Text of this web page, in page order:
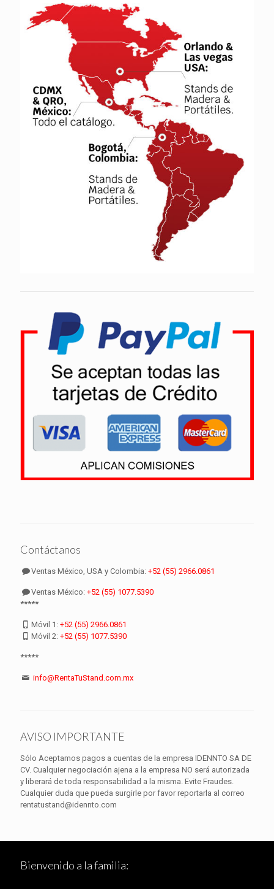
Contáctanos
Ventas México, USA y Colombia:+52 (55) 2966.0861
Ventas México:+52 (55) 1077.5390
*****
Móvil 1:+52 (55) 2966.0861
Móvil 2:+52 (55) 1077.5390
*****
info@RentaTuStand.com.mx
AVISO IMPORTANTE
Sólo Aceptamos pagos a cuentas de la empresa IDENNTO SA DE
CV. Cualquier negociación ajena a la empresa NO será autorizada
y liberará de toda responsabilidad a la misma. Evite Fraudes.
Cualquier duda que pueda surgirle por favor reportarla al correo
rentatustand@idennto.com
Bienvenido a la familia: